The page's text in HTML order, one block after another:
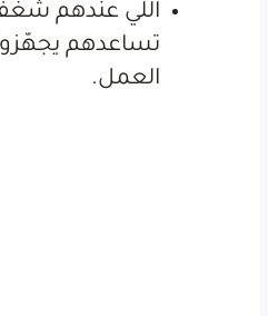
اللي عندهم
تساعدهم
العمل.